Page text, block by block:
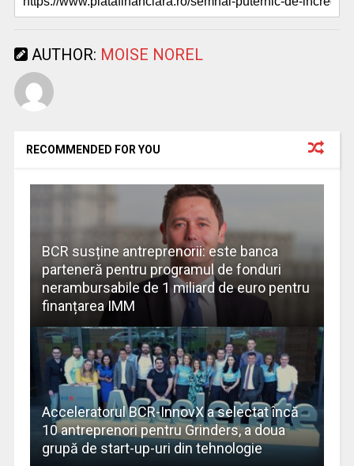
AUTHOR: MOISE NOREL
RECOMMENDED FOR YOU
BCR susține antreprenorii: este banca
parteneră pentru programul de fonduri
nerambursabile de 1 miliard de euro pentru
finanțarea IMM
Acceleratorul BCR-InnovX a selectat încă
10 antreprenori pentru Grinders, a doua
grupă de start-up-uri din tehnologie